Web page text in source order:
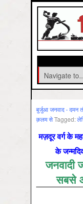
बुर्जुआ जनवाद - दमन
क़लम सेTagged:
मज़दूर वर्ग के
के
जनवादी
सबसे